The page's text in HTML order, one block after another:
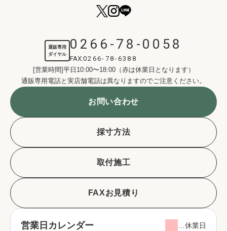
通販専用
ダイヤル
0266-78-0058
FAX:0266-78-6388
[営業時間]平日10:00〜18:00（赤は休業日となります）
通販専用電話と実店舗電話は異なりますのでご注意ください。
お問い合わせ
採寸方法
取付施工
FAXお見積り
営業日カレンダー …休業日